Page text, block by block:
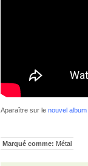
Aparaître sur le nouvel album
Marqué comme: Métal